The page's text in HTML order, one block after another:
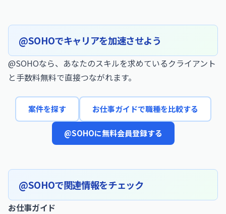
@SOHOでキャリアを加速させよう
@SOHOなら、あなたのスキルを求めているクライアント
と手数料無料で直接つながれます。
案件を探す お仕事ガイドで職種を比較する
@SOHOに無料会員登録する
@SOHOで関連情報をチェック
お仕事ガイド